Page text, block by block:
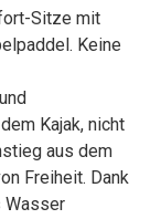
Sitze mit
Keine
Kajak, nicht
aus dem
Freiheit. Dank
Wasser